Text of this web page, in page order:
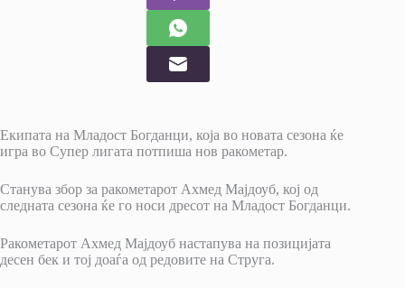
Екипата на Младост Богданци, која во новата сезона ќе
игра во Супер лигата потпиша нов ракометар.
Станува збор за ракометарот Ахмед Мајдоуб, кој од
следната сезона ќе го носи дресот на Младост Богданци.
Ракометарот Ахмед Мајдоуб настапува на позицијата
десен бек и тој доаѓа од редовите на Струга.